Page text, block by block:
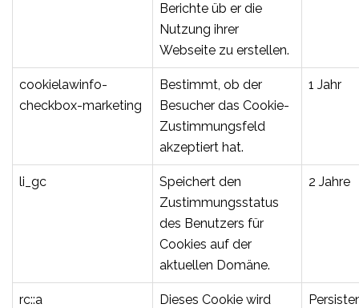
Berichte üb er die
Nutzung ihrer
Webseite zu erstellen.
cookielawinfo-
checkbox-marketing
Bestimmt, ob der
Besucher das Cookie-
Zustimmungsfeld
akzeptiert hat.
1 Jahr
li_gc
Speichert den
Zustimmungsstatus
des Benutzers für
Cookies auf der
aktuellen Domäne.
2 Jahre
rc::a
Dieses Cookie wird